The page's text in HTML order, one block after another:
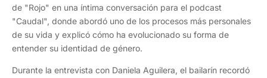
de "Rojo" en una íntima conversación para el podcast
"Caudal", donde abordó uno de los procesos más personales
de su vida y explicó cómo ha evolucionado su forma de
entender su identidad de género.
Durante la entrevista con Daniela Aguilera, el bailarín recordó